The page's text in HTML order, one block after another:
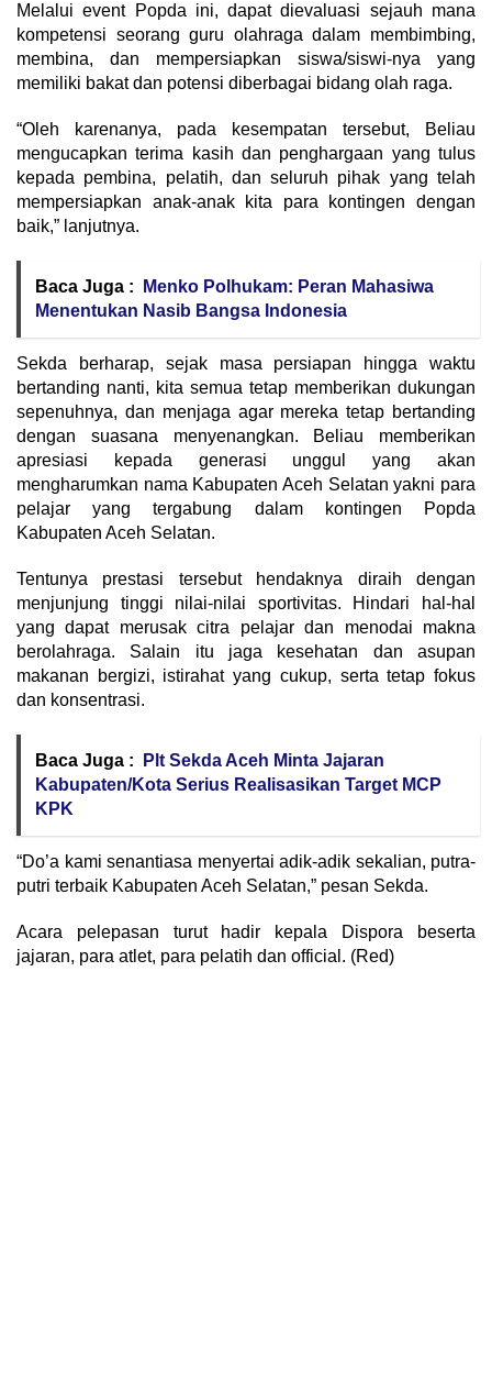
Melalui event Popda ini, dapat dievaluasi sejauh mana
kompetensi seorang guru olahraga dalam membimbing,
membina, dan mempersiapkan siswa/siswi-nya yang
memiliki bakat dan potensi diberbagai bidang olah raga.
“Oleh karenanya, pada kesempatan tersebut, Beliau
mengucapkan terima kasih dan penghargaan yang tulus
kepada pembina, pelatih, dan seluruh pihak yang telah
mempersiapkan anak-anak kita para kontingen dengan
baik,” lanjutnya.
Baca Juga :
Menko Polhukam: Peran Mahasiwa
Menentukan Nasib Bangsa Indonesia
Sekda berharap, sejak masa persiapan hingga waktu
bertanding nanti, kita semua tetap memberikan dukungan
sepenuhnya, dan menjaga agar mereka tetap bertanding
dengan suasana menyenangkan. Beliau memberikan
apresiasi kepada generasi unggul yang akan
mengharumkan nama Kabupaten Aceh Selatan yakni para
pelajar yang tergabung dalam kontingen Popda
Kabupaten Aceh Selatan.
Tentunya prestasi tersebut hendaknya diraih dengan
menjunjung tinggi nilai-nilai sportivitas. Hindari hal-hal
yang dapat merusak citra pelajar dan menodai makna
berolahraga. Salain itu jaga kesehatan dan asupan
makanan bergizi, istirahat yang cukup, serta tetap fokus
dan konsentrasi.
Baca Juga :
Plt Sekda Aceh Minta Jajaran
Kabupaten/Kota Serius Realisasikan Target MCP
KPK
“Do’a kami senantiasa menyertai adik-adik sekalian, putra-
putri terbaik Kabupaten Aceh Selatan,” pesan Sekda.
Acara pelepasan turut hadir kepala Dispora beserta
jajaran, para atlet, para pelatih dan official. (Red)